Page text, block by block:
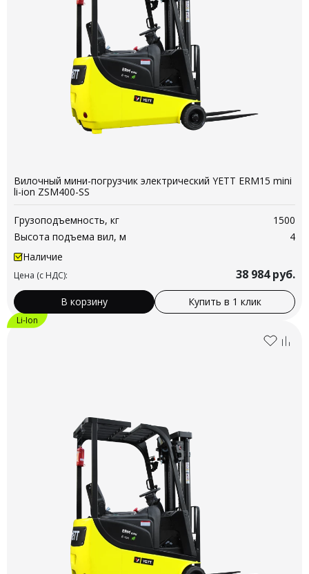
Вилочный мини-погрузчик электрический YETT ERM15 mini
li-ion ZSM400-SS
Грузоподъемность, кг
1500
Высота подъема вил, м
4
Наличие
Цена (с НДС): 38 984руб.
В корзину Купить в 1 клик
Li-Ion